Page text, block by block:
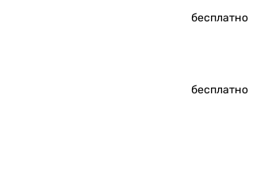
бесплатно
бесплатно